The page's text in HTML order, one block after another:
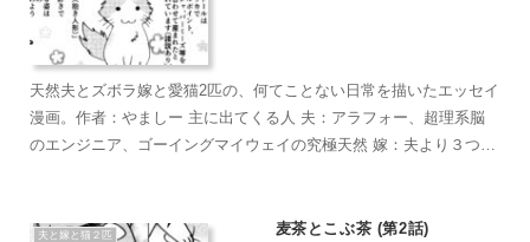
天然夫とズボラ嫁と愛猫2匹の、何てことない日常を描いたエッセイ
漫画。作者：やましー 主に出てくる人 夫：アラフォー、超理系脳
のエンジニア、ゴーイングマイウェイの究極天然 嫁：夫より３つし
ごい。穏やかで甘えん坊のもふもふ こぶ茶：抱っこが大好きラグド
夫と嫁と猫２匹 麦茶とこぶ茶 (第2話)